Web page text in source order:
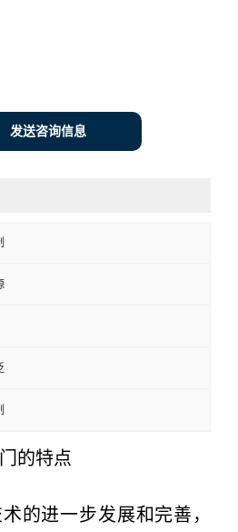
发送咨询信息
的特点
的进一步发展和完善，